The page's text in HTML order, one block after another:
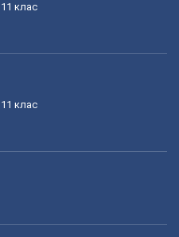
11 клас
11 клас